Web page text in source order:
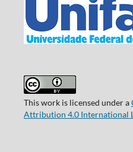
This work is licensed under a
Attribution 4.0 International